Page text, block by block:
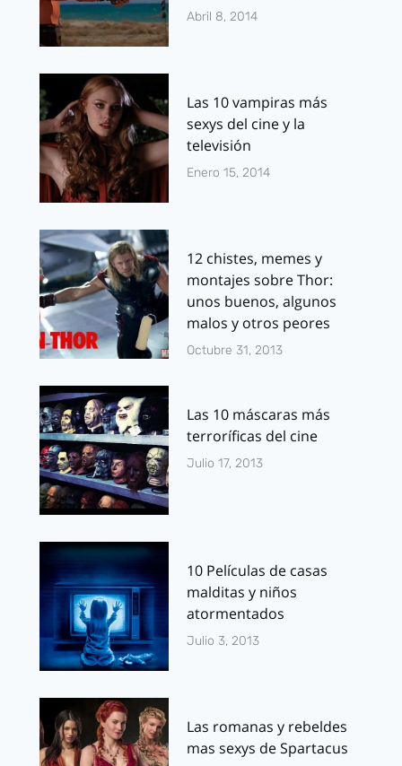
Abril 8, 2014
Las 10 vampiras más
sexys del cine y la
televisión
Enero 15, 2014
12 chistes, memes y
montajes sobre Thor:
unos buenos, algunos
malos y otros peores
Octubre 31, 2013
Las 10 máscaras más
terroríficas del cine
Julio 17, 2013
10 Películas de casas
malditas y niños
atormentados
Julio 3, 2013
Las romanas y rebeldes
mas sexys de Spartacus